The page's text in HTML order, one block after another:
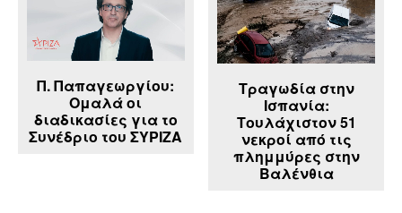
Π. Παπαγεωργίου:
Ομαλά οι
διαδικασίες για το
Συνέδριο του ΣΥΡΙΖΑ
Τραγωδία στην
Ισπανία:
Τουλάχιστον 51
νεκροί από τις
πλημμύρες στην
Βαλένθια